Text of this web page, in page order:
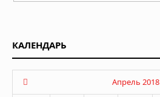
КАЛЕНДАРЬ
Апрель 2018